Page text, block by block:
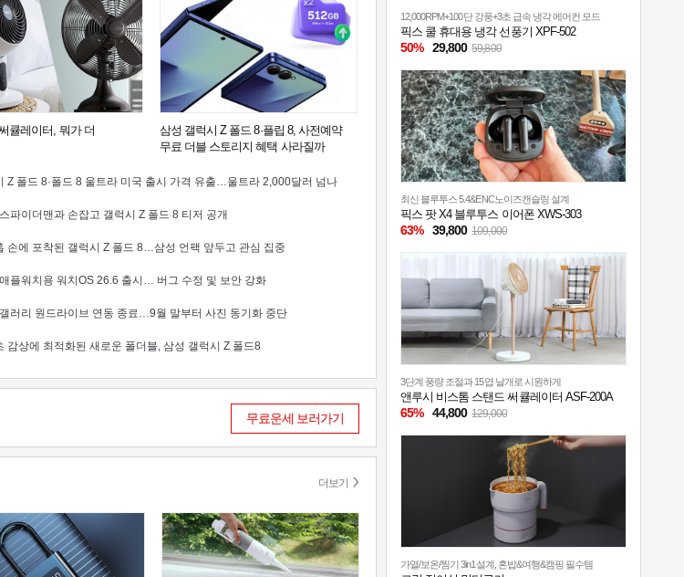
큘레이터, 뭐가 더
삼성 갤럭시 Z 폴드 8·플립 8, 사전예약
무료 더블 스토리지 혜택 사라질까
Z 폴드 8·폴드 8 울트라 미국 출시 가격 유출…울트라 2,000달러 넘나
파이더맨과 손잡고 갤럭시 Z 폴드 8 티저 공개
손에 포착된 갤럭시 Z 폴드 8…삼성 언팩 앞두고 관심 집중
플워치용 워치OS 26.6 출시… 버그 수정 및 보안 강화
러리 원드라이브 연동 종료…9월 말부터 사진 동기화 중단
감상에 최적화된 새로운 폴더블, 삼성 갤럭시 Z 폴드8
무료운세 보러가기
더보기
12,000RPM+100단 강풍+3초 급속 냉각 에어컨 모드
픽스 쿨 휴대용 냉각 선풍기 XPF-502
50% 29,800 59,800
최신 블루투스 5.4&ENC노이즈캔슬링 설계
픽스 팟 X4 블루투스 이어폰 XWS-303
63% 39,800 109,000
3단계 풍량 조절과 15엽 날개로 시원하게
앤루시 비스톰 스탠드 써큘레이터 ASF-200A
65% 44,800 129,000
가열/보온/찜기 3in1설계, 혼밥&여행&캠핑 필수템